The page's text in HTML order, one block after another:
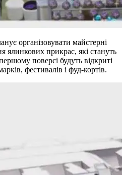
організовувати майстерні
ялинкових прикрас, які стануть
поверсі будуть відкриті
фестивалів і фуд-кортів.